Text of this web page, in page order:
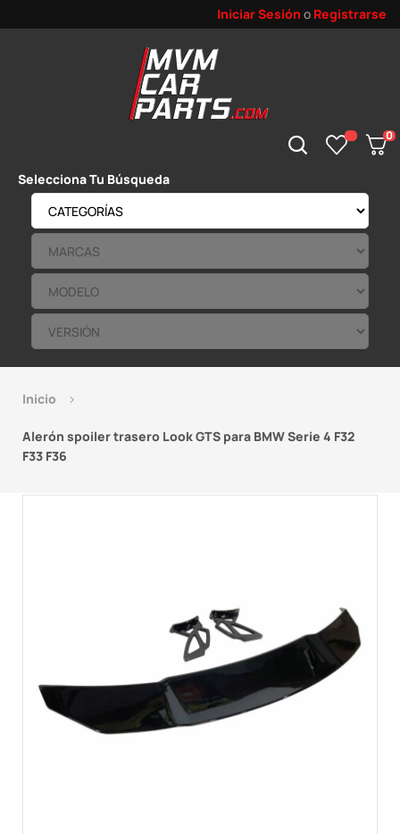
Iniciar Sesión o Registrarse
0
Selecciona Tu Búsqueda
Inicio
Alerón spoiler trasero Look GTS para BMW Serie 4 F32
F33 F36